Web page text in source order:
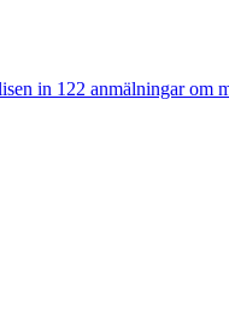
in 122 anmälningar om